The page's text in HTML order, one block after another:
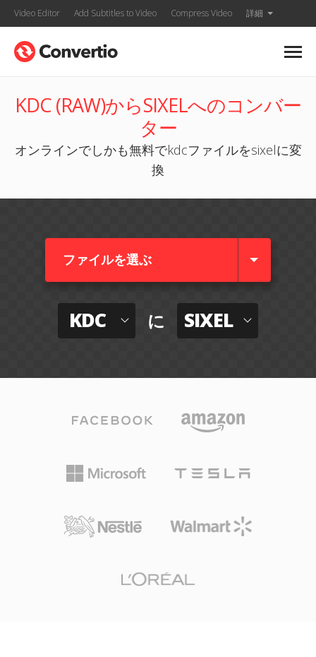
Video Editor Add Subtitles to Video Compress Video 詳細
KDC (RAW)からSIXELへのコンバー
ター
オンラインでしかも無料でkdcファイルをsixelに変
換
ファイルを選ぶ
KDC に SIXEL